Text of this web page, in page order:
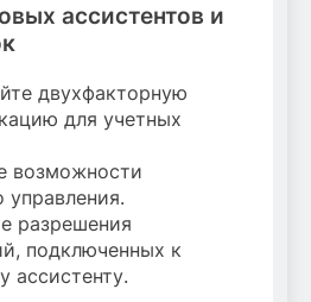
ассистентов и
двухфакторную
для учетных
возможности
управления.
разрешения
подключенных к
ассистенту.